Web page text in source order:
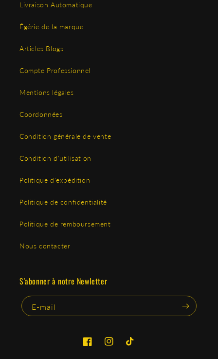
Livraison Automatique
Égérie de la marque
Articles Blogs
Compte Professionnel
Mentions légales
Coordonnées
Condition générale de vente
Condition d'utilisation
Politique d'expédition
Politique de confidentialité
Politique de remboursement
Nous contacter
S'abonner à notre Newletter
E-mail
FacebookInstagramTikTok